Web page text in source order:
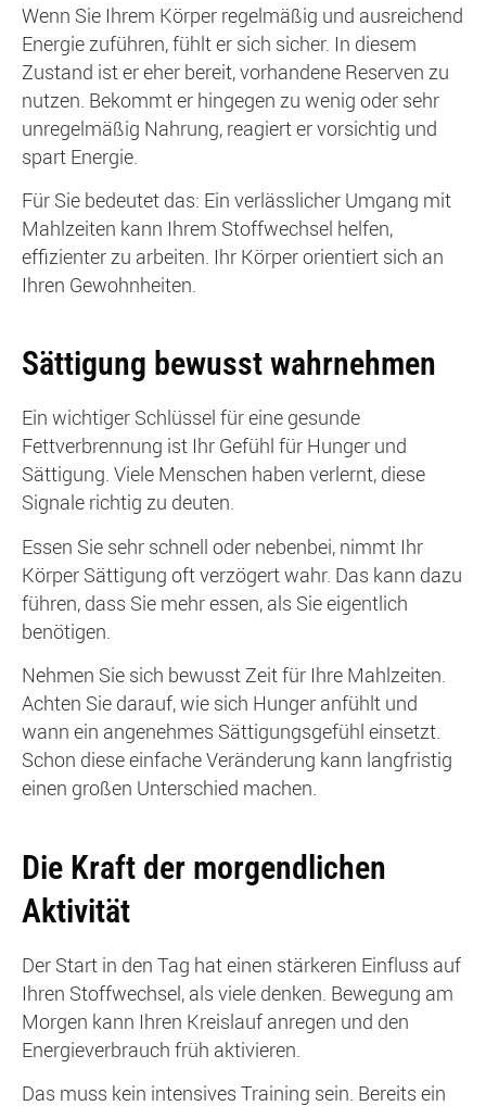
Wenn Sie Ihrem Körper regelmäßig und ausreichend
Energie zuführen, fühlt er sich sicher. In diesem
Zustand ist er eher bereit, vorhandene Reserven zu
nutzen. Bekommt er hingegen zu wenig oder sehr
unregelmäßig Nahrung, reagiert er vorsichtig und
spart Energie.
Für Sie bedeutet das: Ein verlässlicher Umgang mit
Mahlzeiten kann Ihrem Stoffwechsel helfen,
effizienter zu arbeiten. Ihr Körper orientiert sich an
Ihren Gewohnheiten.
Sättigung bewusst wahrnehmen
Ein wichtiger Schlüssel für eine gesunde
Fettverbrennung ist Ihr Gefühl für Hunger und
Sättigung. Viele Menschen haben verlernt, diese
Signale richtig zu deuten.
Essen Sie sehr schnell oder nebenbei, nimmt Ihr
Körper Sättigung oft verzögert wahr. Das kann dazu
führen, dass Sie mehr essen, als Sie eigentlich
benötigen.
Nehmen Sie sich bewusst Zeit für Ihre Mahlzeiten.
Achten Sie darauf, wie sich Hunger anfühlt und
wann ein angenehmes Sättigungsgefühl einsetzt.
Schon diese einfache Veränderung kann langfristig
einen großen Unterschied machen.
Die Kraft der morgendlichen
Aktivität
Der Start in den Tag hat einen stärkeren Einfluss auf
Ihren Stoffwechsel, als viele denken. Bewegung am
Morgen kann Ihren Kreislauf anregen und den
Energieverbrauch früh aktivieren.
Das muss kein intensives Training sein. Bereits ein